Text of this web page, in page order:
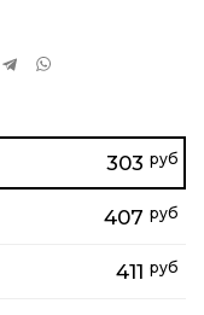
303 руб
407 руб
411 руб